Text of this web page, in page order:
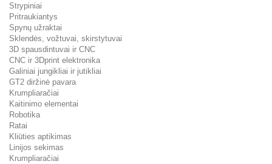
Strypiniai
Pritraukiantys
Spynų užraktai
Sklendės, vožtuvai, skirstytuvai
3D spausdintuvai ir CNC
CNC ir 3Dprint elektronika
Galiniai jungikliai ir jutikliai
GT2 diržinė pavara
Krumpliaračiai
Kaitinimo elementai
Robotika
Ratai
Kliūties aptikimas
Linijos sekimas
Krumpliaračiai